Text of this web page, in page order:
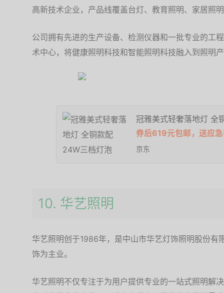
高新技术企业，产品线覆盖台灯、教育照明、家居照
公司拥有先进的生产设备、检测仪器和一批专业的工
术中心，将健康照明科技和智能照明科技融入到照明
冠雅美式轻奢落地灯 全
券后619元包邮，送应
京东
10. 华艺照明
华艺照明创于1986年，是中山市华艺灯饰照明股份有
饰为主业。
华艺照明不仅专注于为用户提供专业的一站式照明解